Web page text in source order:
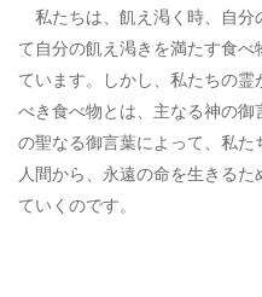
私たちは、飢え渇く時、自分
て自分の飢え渇きを満たす食
ています。しかし、私たちの
べき食べ物とは、主なる神の御
の聖なる御言葉によって、私
人間から、永遠の命を生きる
ていくのです。